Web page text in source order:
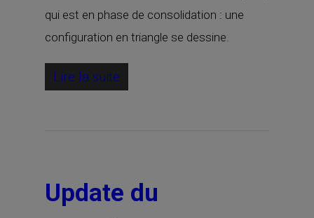
qui est en phase de consolidation : une
configuration en triangle se dessine.
Lire la suite
Update du